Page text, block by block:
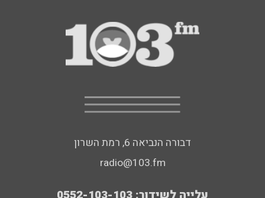
דבורה הנביאה 6, רמת השרון
radio@103.fm